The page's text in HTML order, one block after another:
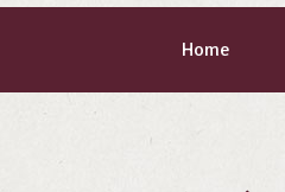
Home